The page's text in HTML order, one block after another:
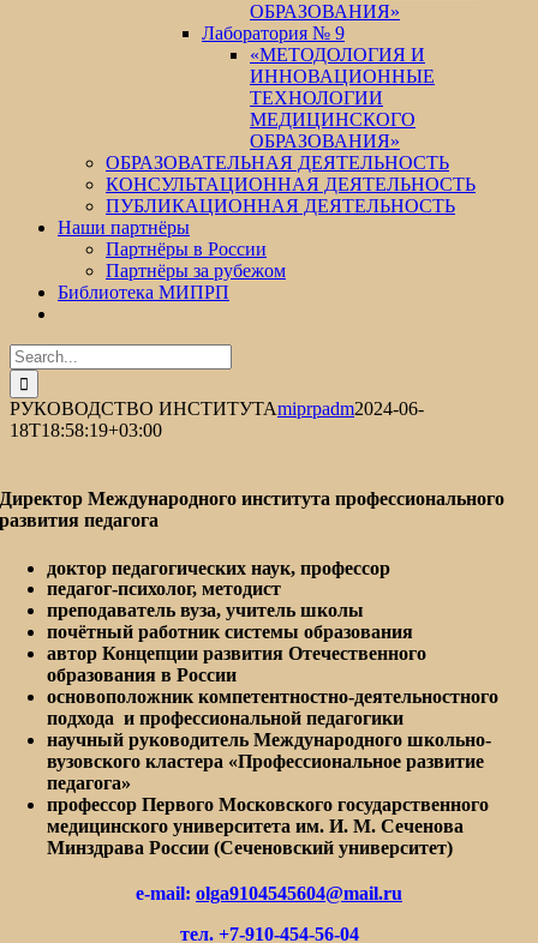
ОБРАЗОВАНИЯ»
Лаборатория № 9
«МЕТОДОЛОГИЯ И
ИННОВАЦИОННЫЕ
ТЕХНОЛОГИИ
МЕДИЦИНСКОГО
ОБРАЗОВАНИЯ»
ОБРАЗОВАТЕЛЬНАЯ ДЕЯТЕЛЬНОСТЬ
КОНСУЛЬТАЦИОННАЯ ДЕЯТЕЛЬНОСТЬ
ПУБЛИКАЦИОННАЯ ДЕЯТЕЛЬНОСТЬ
Наши партнёры
Партнёры в России
Партнёры за рубежом
Библиотека МИПРП
Search
for:
РУКОВОДСТВО ИНСТИТУТАmiprpadm2024-06-
18T18:58:19+03:00
Директор Международного института профессионального
развития педагога
доктор педагогических наук, профессор
педагог-психолог, методист
преподаватель вуза, учитель школы
почётный работник системы образования
автор Концепции развития Отечественного
образования в России
основоположник компетентностно-деятельностного
подхода и профессиональной педагогики
научный руководитель Международного школьно-
вузовского кластера «Профессиональное развитие
педагога»
профессор Первого Московского государственного
медицинского университета им. И. М. Сеченова
Минздрава России (Сеченовский университет)
e-mail: olga9104545604@mail.ru
тел. +7-910-454-56-04